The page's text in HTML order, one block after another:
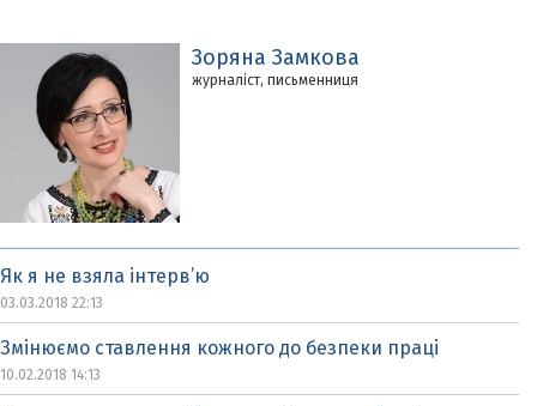
Зоряна Замкова
журналіст, письменниця
Як я не взяла інтерв’ю
03.03.2018 22:13
Змінюємо ставлення кожного до безпеки праці
10.02.2018 14:13